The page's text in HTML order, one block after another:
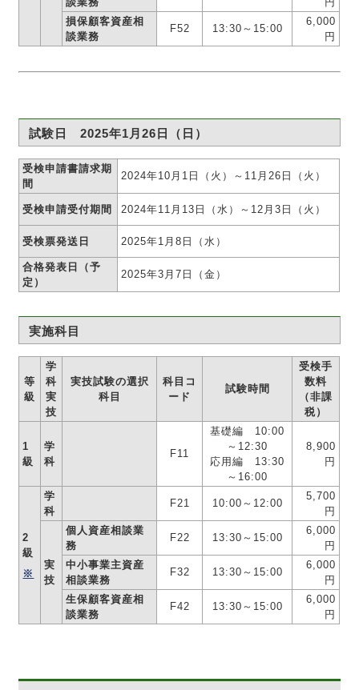
損保顧客資産相
談業務
F52 13:30～15:00
6,000
円
試験日 2025年1月26日（日）
受検申請書請求期
間
2024年10月1日（火）～11月26日（火）
受検申請受付期間 2024年11月13日（水）～12月3日（火）
受検票発送日 2025年1月8日（水）
合格発表日（予
定）
2025年3月7日（金）
実施科目
等
級
学
科
実
技
実技試験の選択
科目
科目コ
ード
試験時間
受検手
数料
（非課
税）
1
級
学
科
F11
基礎編 10:00
～12:30
応用編 13:30
～16:00
8,900
円
2
級
※
学
科
F21 10:00～12:00
5,700
円
実
技
個人資産相談業
務
F22 13:30～15:00
6,000
円
中小事業主資産
相談業務
F32 13:30～15:00
6,000
円
生保顧客資産相
談業務
F42 13:30～15:00
6,000
円